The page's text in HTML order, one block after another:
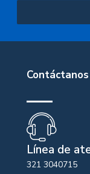
Contáctanos
Línea de
321 3040715